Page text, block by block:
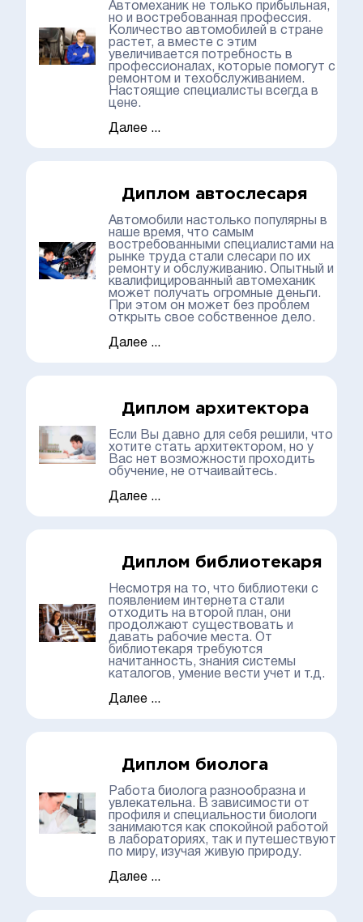
Автомеханик не только прибыльная,
но и востребованная профессия.
Количество автомобилей в стране
растет, а вместе с этим
увеличивается потребность в
профессионалах, которые помогут с
ремонтом и техобслуживанием.
Настоящие специалисты всегда в
цене.
Далее ...
Диплом автослесаря
Автомобили настолько популярны в
наше время, что самым
востребованными специалистами на
рынке труда стали слесари по их
ремонту и обслуживанию. Опытный и
квалифицированный автомеханик
может получать огромные деньги.
При этом он может без проблем
открыть свое собственное дело.
Далее ...
Диплом архитектора
Если Вы давно для себя решили, что
хотите стать архитектором, но у
Вас нет возможности проходить
обучение, не отчаивайтесь.
Далее ...
Диплом библиотекаря
Несмотря на то, что библиотеки с
появлением интернета стали
отходить на второй план, они
продолжают существовать и
давать рабочие места. От
библиотекаря требуются
начитанность, знания системы
каталогов, умение вести учет и т.д.
Далее ...
Диплом биолога
Работа биолога разнообразна и
увлекательна. В зависимости от
профиля и специальности биологи
занимаются как спокойной работой
в лабораториях, так и путешествуют
по миру, изучая живую природу.
Далее ...